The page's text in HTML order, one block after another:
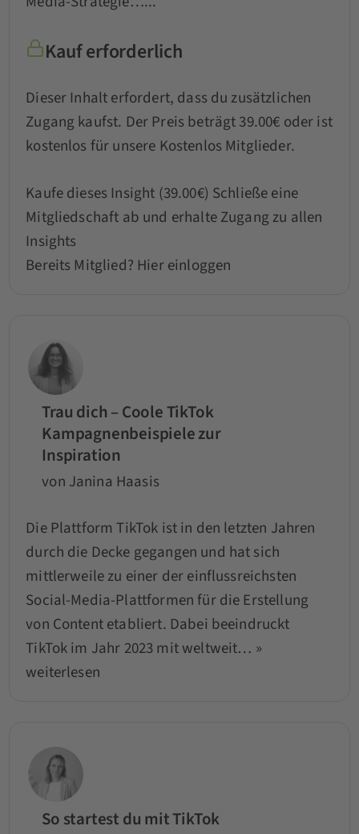
Kauf erforderlich
Dieser Inhalt erfordert, dass du zusätzlichen
Zugang kaufst. Der Preis beträgt 39.00€ oder ist
kostenlos für unsere Kostenlos Mitglieder.
Kaufe dieses Insight (39.00€) Schließe eine
Mitgliedschaft ab und erhalte Zugang zu allen
Insights
Bereits Mitglied? Hier einloggen
Trau dich – Coole TikTok
Kampagnenbeispiele zur
Inspiration
von Janina Haasis
Die Plattform TikTok ist in den letzten Jahren
durch die Decke gegangen und hat sich
mittlerweile zu einer der einflussreichsten
Social-Media-Plattformen für die Erstellung
von Content etabliert. Dabei beeindruckt
TikTok im Jahr 2023 mit weltweit… »
weiterlesen
So startest du mit TikTok